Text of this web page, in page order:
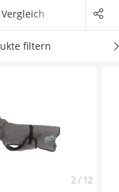
eignet
das
filtern
2 / 12